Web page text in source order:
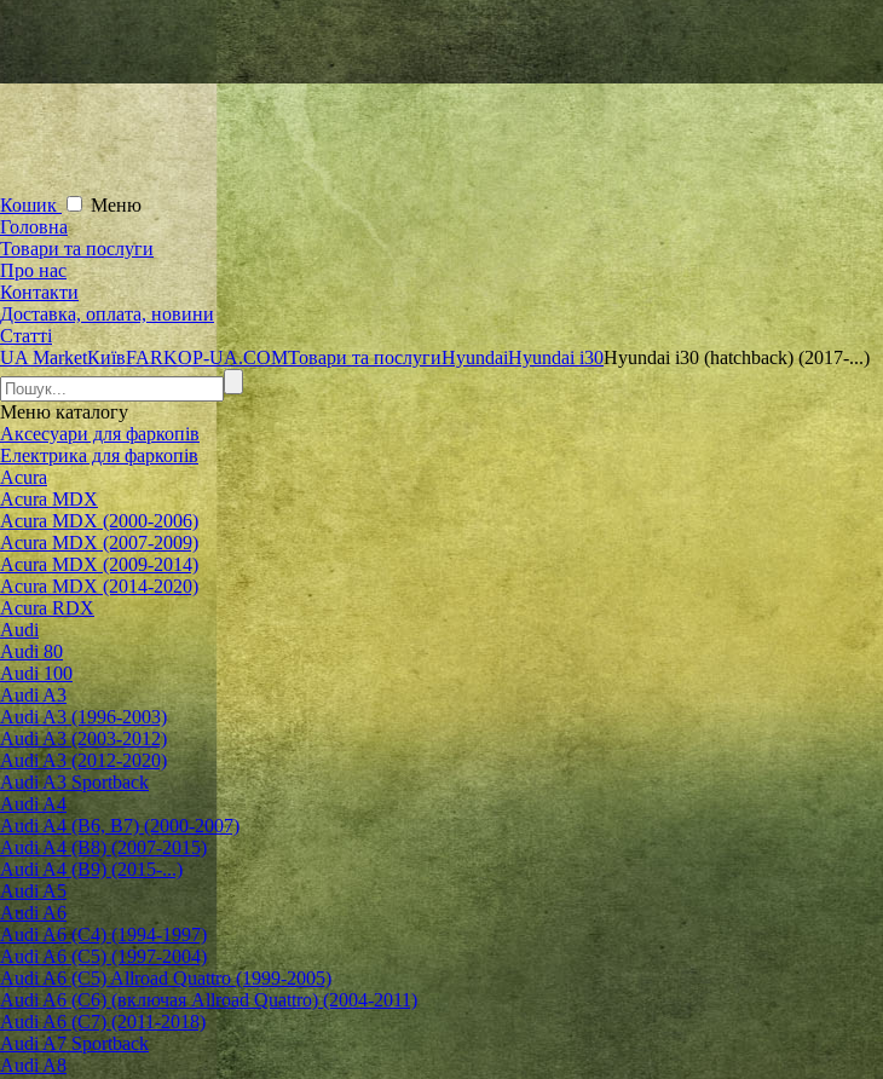
Кошик
Меню
Головна
Товари та послуги
Про нас
Контакти
Доставка, оплата, новини
Статті
UA MarketКиївFARKOP-UA.COMТовари та послугиHyundaiHyundai i30Hyundai i30 (hatchback) (2017-...)
Менюкаталогу
Аксесуари для фаркопів
Електрика для фаркопів
Acura
Acura MDX
Acura MDX (2000-2006)
Acura MDX (2007-2009)
Acura MDX (2009-2014)
Acura MDX (2014-2020)
Acura RDX
Audi
Audi 80
Audi 100
Audi A3
Audi A3 (1996-2003)
Audi A3 (2003-2012)
Audi A3 (2012-2020)
Audi A3 Sportback
Audi A4
Audi A4 (B6, B7) (2000-2007)
Audi A4 (B8) (2007-2015)
Audi A4 (B9) (2015-...)
Audi A5
Audi A6
Audi A6 (C4) (1994-1997)
Audi A6 (C5) (1997-2004)
Audi A6 (C5) Allroad Quattro (1999-2005)
Audi A6 (C6) (включая Allroad Quattro) (2004-2011)
Audi A6 (C7) (2011-2018)
Audi A7 Sportback
Audi A8